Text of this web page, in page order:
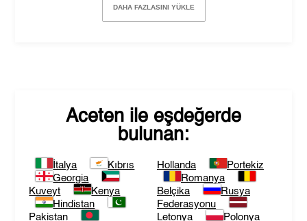
DAHA FAZLASINI YÜKLE
Aceten ile eşdeğerde
bulunan:
İtalya
Kıbrıs
Georgia
Kuveyt
Kenya
Hindistan
Pakistan
Hollanda
Portekiz
Romanya
Belçika
Rusya
Federasyonu
Letonya
Polonya